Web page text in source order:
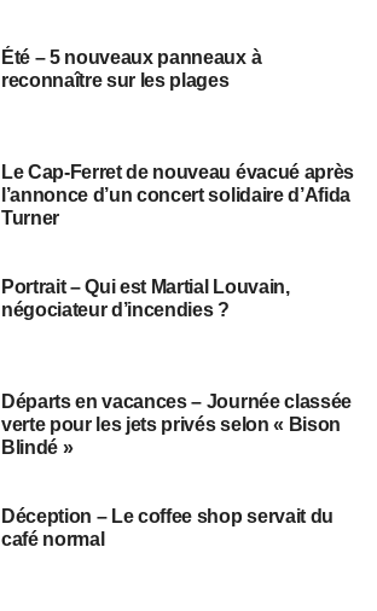
Été – 5 nouveaux panneaux à
reconnaître sur les plages
Le Cap-Ferret de nouveau évacué après
l’annonce d’un concert solidaire d’Afida
Turner
Portrait – Qui est Martial Louvain,
négociateur d’incendies ?
Départs en vacances – Journée classée
verte pour les jets privés selon « Bison
Blindé »
Déception – Le coffee shop servait du
café normal